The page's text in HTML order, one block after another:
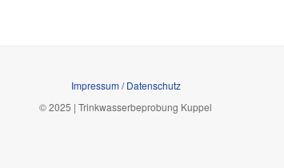
Impressum / Datenschutz
© 2025 | Trinkwasserbeprobung Kuppel